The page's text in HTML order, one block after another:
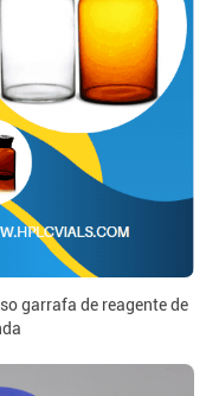
garrafa de reagente de